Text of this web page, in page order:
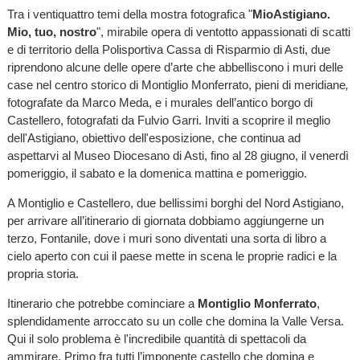
Tra i ventiquattro temi della mostra fotografica "MioAstigiano.
Mio, tuo, nostro", mirabile opera di ventotto appassionati di scatti
e di territorio della Polisportiva Cassa di Risparmio di Asti, due
riprendono alcune delle opere d’arte che abbelliscono i muri delle
case nel centro storico di Montiglio Monferrato, pieni di meridiane,
fotografate da Marco Meda, e i murales dell’antico borgo di
Castellero, fotografati da Fulvio Garri. Inviti a scoprire il meglio
dell'Astigiano, obiettivo dell'esposizione, che continua ad
aspettarvi al Museo Diocesano di Asti, fino al 28 giugno, il venerdì
pomeriggio, il sabato e la domenica mattina e pomeriggio.
A Montiglio e Castellero, due bellissimi borghi del Nord Astigiano,
per arrivare all’itinerario di giornata dobbiamo aggiungerne un
terzo, Fontanile, dove i muri sono diventati una sorta di libro a
cielo aperto con cui il paese mette in scena le proprie radici e la
propria storia.
Itinerario che potrebbe cominciare a Montiglio Monferrato,
splendidamente arroccato su un colle che domina la Valle Versa.
Qui il solo problema è l'incredibile quantità di spettacoli da
ammirare. Primo fra tutti l’imponente castello che domina e